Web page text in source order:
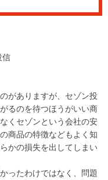
信
がありますが、セゾン投
るのを待つほうがいい商
くセゾンという会社の安
商品の特徴などもよく知
かの損失を出してしまい
ったわけではなく、問題